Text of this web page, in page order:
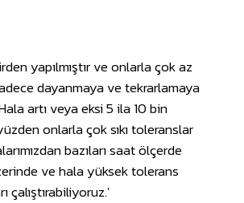
yapılmıştır ve onlarla çok az
dayanmaya ve tekrarlamaya
artı veya eksi 5 ila 10 bin
onlarla çok sıkı toleranslar
bazıları saat ölçerde
ve hala yüksek tolerans
çalıştırabiliyoruz.'